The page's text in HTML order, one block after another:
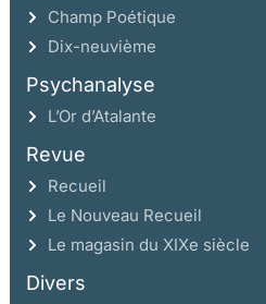
Champ Poétique
Dix-neuvième
Psychanalyse
L’Or d’Atalante
Revue
Recueil
Le Nouveau Recueil
Le magasin du XIXe siècle
Divers